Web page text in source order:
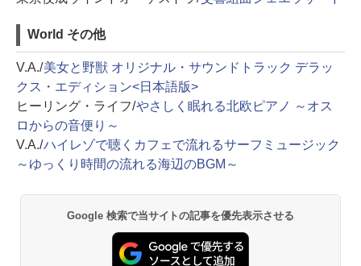
World その他
V.A./美女と野獣 オリジナル・サウンドトラック デラッ
クス・エディション<日本語版>
ヒーリング・ライフ/やさしく眠れる北欧ピアノ ～オス
ロからの音便り～
V.A./ハイレゾで聴くカフェで流れるサーフミュージック
～ゆっくり時間の流れる海辺のBGM～
Google 検索で当サイトの記事を優先表示させる